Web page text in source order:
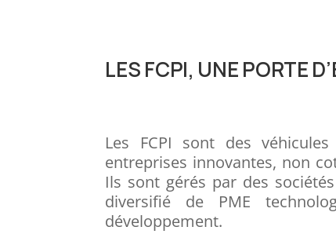
LES FCPI, UNE PORTE
Les FCPI sont des
entreprises innovantes, non
Ils sont gérés par des
diversifié de PME
développement.